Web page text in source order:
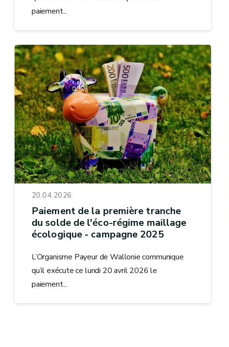
paiement...
20.04.2026
Paiement de la première tranche
du solde de l'éco-régime maillage
écologique - campagne 2025
L’Organisme Payeur de Wallonie communique
qu’il exécute ce lundi 20 avril 2026 le
paiement...